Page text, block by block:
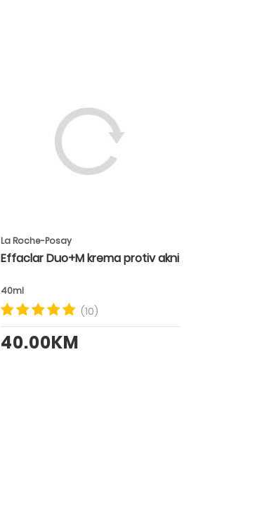
La Roche-Posay
Effaclar Duo+M krema protiv akni
40ml
(10)
40.00KM